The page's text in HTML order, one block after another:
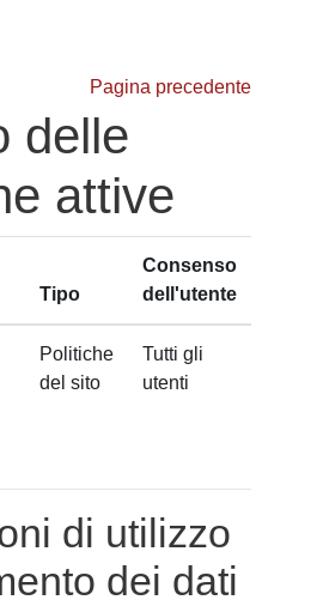
Pagina precedente
delle
attive
Tipo
Consenso
dell'utente
Politiche
del sito
Tutti gli
utenti
di utilizzo
dei dati